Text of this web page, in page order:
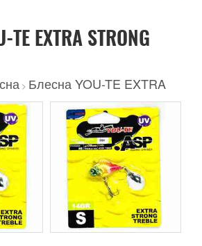
EXTRA STRONG
> Блесна YOU-TE EXTRA